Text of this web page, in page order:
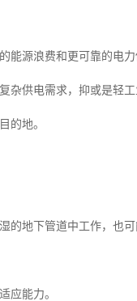
能源浪费和更可靠的电力
杂供电需求，抑或是轻
的地。
地下管道中工作，也
应能力。